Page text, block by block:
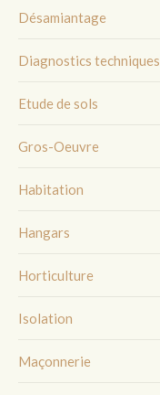
Désamiantage
Diagnostics techniques
Etude de sols
Gros-Oeuvre
Habitation
Hangars
Horticulture
Isolation
Maçonnerie